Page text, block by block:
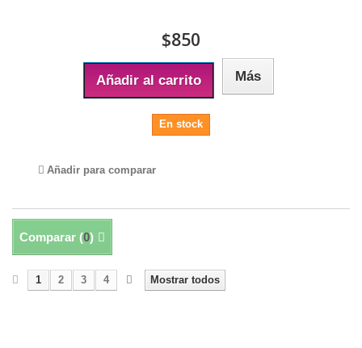
$850
Añadir al carrito Más
En stock
Añadir para comparar
Comparar (0)
Mostrar todos
1 2 3 4